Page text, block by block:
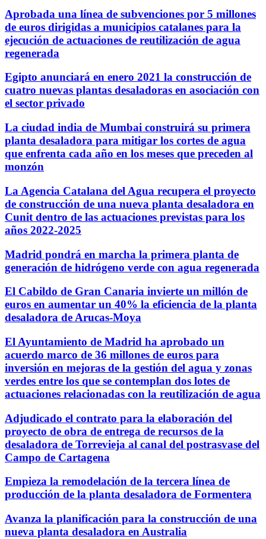
Aprobada una línea de subvenciones por 5 millones
de euros dirigidas a municipios catalanes para la
ejecución de actuaciones de reutilización de agua
regenerada
Egipto anunciará en enero 2021 la construcción de
cuatro nuevas plantas desaladoras en asociación con
el sector privado
La ciudad india de Mumbai construirá su primera
planta desaladora para mitigar los cortes de agua
que enfrenta cada año en los meses que preceden al
monzón
La Agencia Catalana del Agua recupera el proyecto
de construcción de una nueva planta desaladora en
Cunit dentro de las actuaciones previstas para los
años 2022-2025
Madrid pondrá en marcha la primera planta de
generación de hidrógeno verde con agua regenerada
El Cabildo de Gran Canaria invierte un millón de
euros en aumentar un 40% la eficiencia de la planta
desaladora de Arucas-Moya
El Ayuntamiento de Madrid ha aprobado un
acuerdo marco de 36 millones de euros para
inversión en mejoras de la gestión del agua y zonas
verdes entre los que se contemplan dos lotes de
actuaciones relacionadas con la reutilización de agua
Adjudicado el contrato para la elaboración del
proyecto de obra de entrega de recursos de la
desaladora de Torrevieja al canal del postrasvase del
Campo de Cartagena
Empieza la remodelación de la tercera línea de
producción de la planta desaladora de Formentera
Avanza la planificación para la construcción de una
nueva planta desaladora en Australia